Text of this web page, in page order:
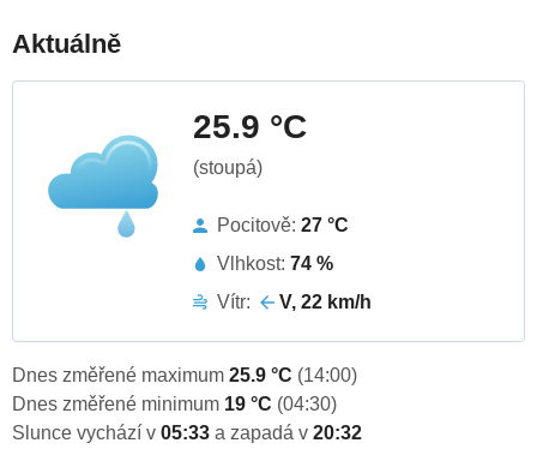
Aktuálně
25.9 °C
(stoupá)
Pocitově: 27 °C
Vlhkost: 74 %
Vítr:
V, 22 km/h
Dnes změřené maximum 25.9 °C (14:00)
Dnes změřené minimum 19 °C (04:30)
Slunce vychází v 05:33 a zapadá v 20:32